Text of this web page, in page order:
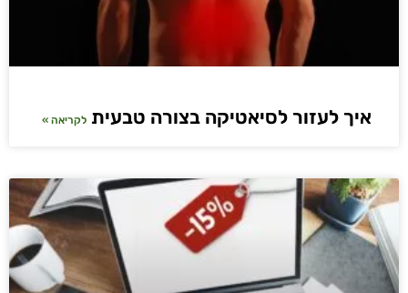
איך לעזור לסיאטיקה בצורה טבעית לקריאה »